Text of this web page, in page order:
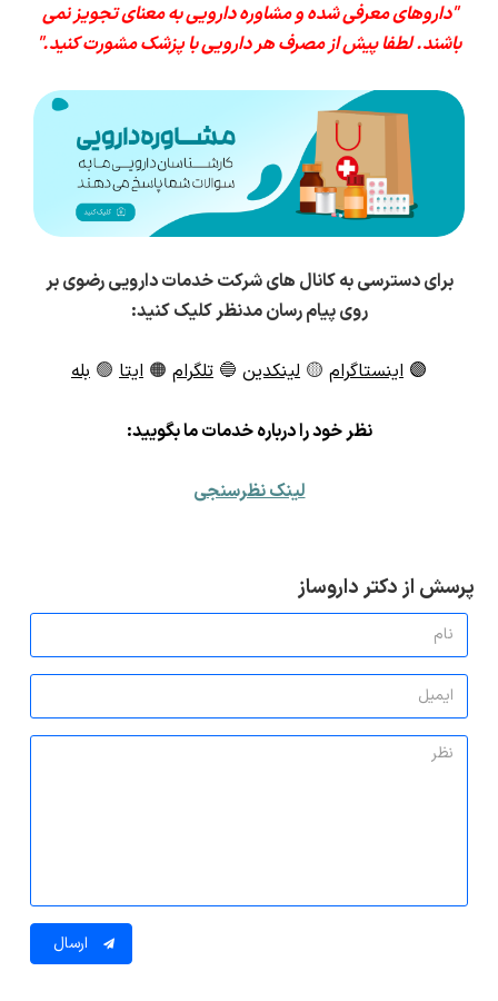
"داروهای معرفی شده و مشاوره دارویی به معنای تجویز نمی
باشند. لطفا پیش از مصرف هر دارویی با پزشک مشورت کنید."
برای دسترسی به کانال های شرکت خدمات دارویی رضوی بر
روی پیام رسان مدنظر کلیک کنید:
🟣 اینستاگرام 🟡 لینکدین 🔵 تلگرام 🟠 ایتا 🟢 بله
نظر خود را درباره خدمات ما بگویید:
لینک نظرسنجی
پرسش از دکتر داروساز
ارسال